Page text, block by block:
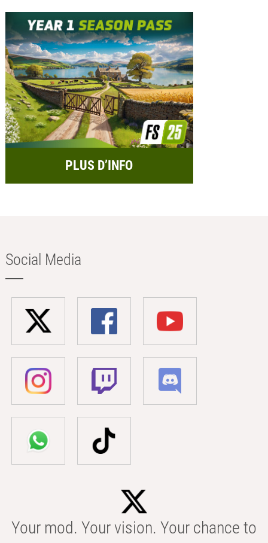
PLUS D’INFO
Social Media
Your mod. Your vision. Your chance to